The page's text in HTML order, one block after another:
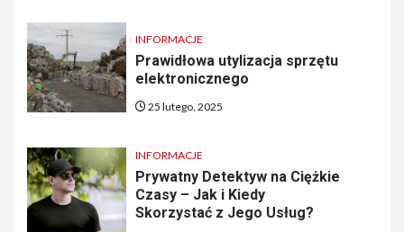
INFORMACJE
Prawidłowa utylizacja sprzętu
elektronicznego
25 lutego, 2025
INFORMACJE
Prywatny Detektyw na Ciężkie
Czasy – Jak i Kiedy
Skorzystać z Jego Usług?